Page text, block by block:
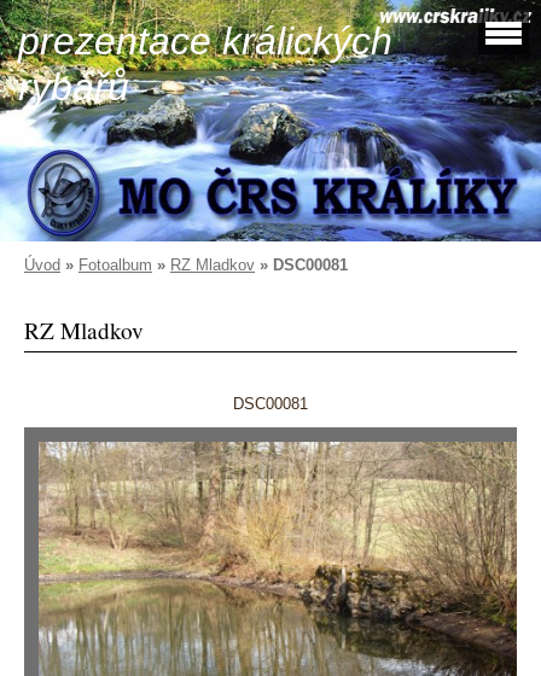
prezentace králických
rybářů
Úvod » Fotoalbum » RZ Mladkov » DSC00081
RZ Mladkov
DSC00081